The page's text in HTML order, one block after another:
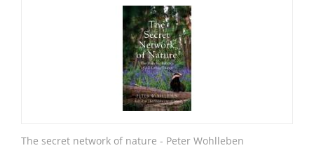
The secret network of nature - Peter Wohlleben